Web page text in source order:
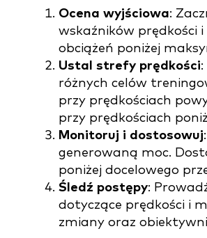
Ocena wyjściowa:
wskaźników prędkości
obciążeń poniżej
Ustal strefy prędkości
różnych celów
przy prędkościach
przy prędkościach
Monitoruj i dostosowuj
generowaną moc.
poniżej docelowego
Śledź postępy:
dotyczące prędkości i
zmiany oraz